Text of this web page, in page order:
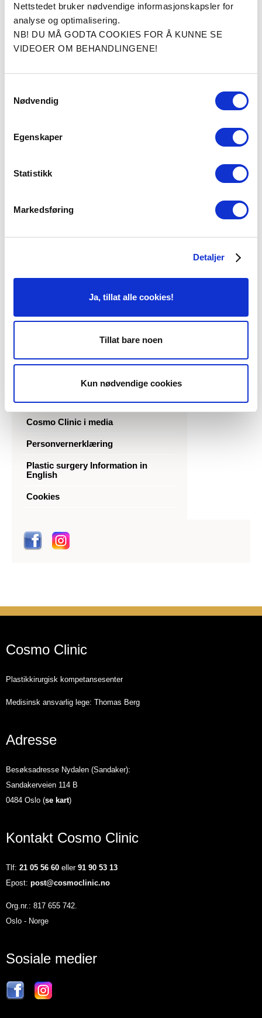
Nettstedet bruker nødvendige informasjonskapsler for
analyse og optimalisering.
NB! DU MÅ GODTA COOKIES FOR Å KUNNE SE
VIDEOER OM BEHANDLINGENE!
Nødvendig
Egenskaper
Statistikk
Markedsføring
Detaljer
Ja, tillat alle cookies!
Tillat bare noen
Kun nødvendige cookies
pasienter på Cosmo Clinic
Les om våre tjenester innen plastisk kirurgi her
Clinic er skrevet av pasientene selv.
Pasienthistorien ble først publisert som en 5-stjerners
Leger og sykepleiere
Slik finner du oss
Ledige stillinger
Cosmo Clinic i media
Personvernerklæring
Plastic surgery Information in
English
Cookies
Cosmo Clinic
Plastikkirurgisk kompetansesenter
Medisinsk ansvarlig lege: Thomas Berg
Adresse
Besøksadresse Nydalen (Sandaker):
Sandakerveien 114 B
0484 Oslo (se kart)
Kontakt Cosmo Clinic
Tlf: 21 05 56 60 eller 91 90 53 13
Epost: post@cosmoclinic.no
Org.nr.: 817 655 742.
Oslo - Norge
Sosiale medier